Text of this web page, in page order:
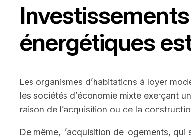
énergétiques
Les organismes d’habitations à loyer
les sociétés d’économie mixte exerçant
raison de l’acquisition ou de la
De même, l’acquisition de logements,